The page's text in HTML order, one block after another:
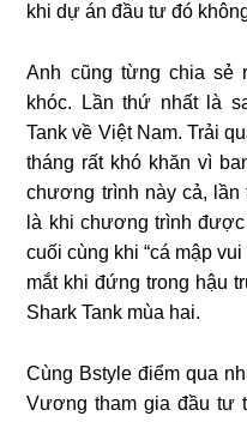
khi dự án đầu tư đó
Anh cũng từng chia sẻ
khóc. Lần thứ nhất là
Tank về Việt Nam. Trải
tháng rất khó khăn vì
chương trình này cả,
là khi chương trình
cuối cùng khi “cá mập
mắt khi đứng trong hậu
Shark Tank mùa hai.
Cùng Bstyle điểm qua
Vương tham gia đầu tư